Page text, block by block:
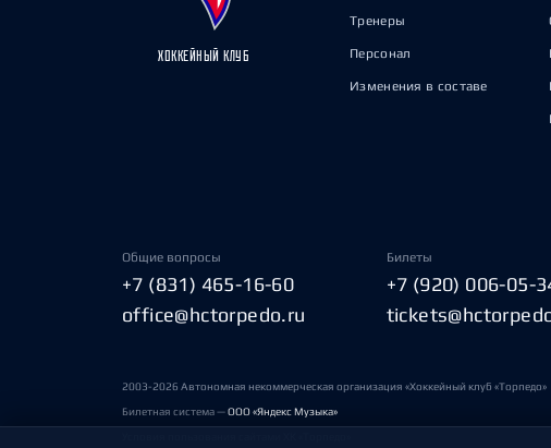
ХОККЕЙНЫЙ КЛУБ
Тренеры
Персонал
Изменения в составе
Общие вопросы
+7 (831) 465-16-60
office@hctorpedo.ru
Билеты
+7 (920) 006-05-
2003-2026 Автономная некоммерческая организация «Хоккейный клуб «Торпедо»
Билетная система —ООО «Яндекс Музыка»